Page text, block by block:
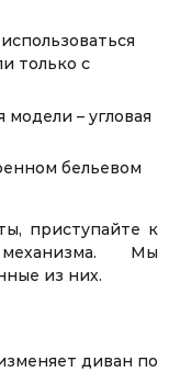
только с
– угловая
бельевом
приступайте к
Мы
из них.
диван по